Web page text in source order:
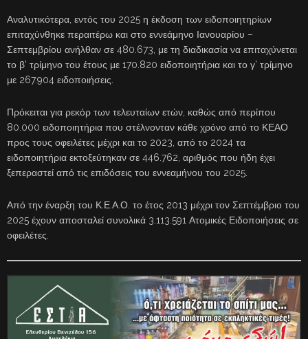
Αναλυτικότερα, εντός του 2025 η έκδοση των ειδοποιητηρίων
επιταχύνθηκε περαιτέρω και στο εννεάμηνο Ιανουαρίου –
Σεπτεμβρίου ανήλθαν σε 480.673, με τη διαδικασία να επιταχύνεται
το β’ τρίμηνο του έτους με 170.820 ειδοποιητήρια και το γ’ τρίμηνο
με 267.904 ειδοποιήσεις.
Πρόκειται για ρεκόρ των τελευταίων ετών, καθώς από περίπου
80.000 ειδοποιητήρια που στέλνονταν κάθε χρόνο από το ΚΕΑΟ
προς τους οφειλέτες μέχρι και το 2023, από το 2024 τα
ειδοποιητήρια εκτοξεύτηκαν σε 446.762, αριθμός που ήδη έχει
ξεπεραστεί από τις επιδόσεις του εννεαμήνου του 2025.
Από την έναρξη του Κ.Ε.Α.Ο. το έτος 2013 μέχρι τον Σεπτέμβριο του
2025 έχουν αποσταλεί συνολικά 3.113.591 Ατομικές Ειδοποιήσεις σε
οφειλέτες.